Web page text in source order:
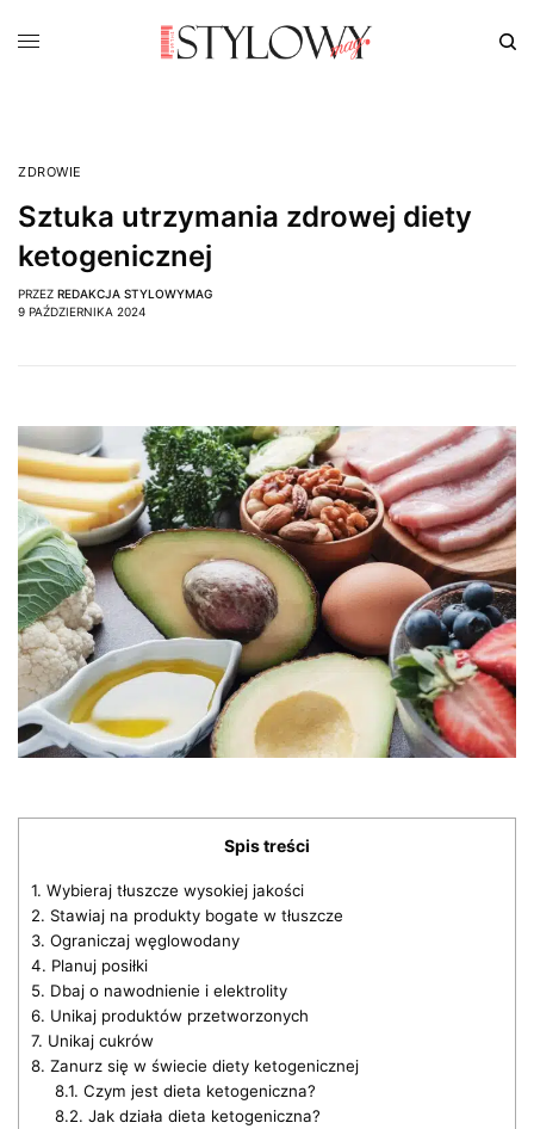
ZDROWIE
Sztuka utrzymania zdrowej diety
ketogenicznej
PRZEZ REDAKCJA STYLOWYMAG
9 PAŹDZIERNIKA 2024
Spis treści
1. Wybieraj tłuszcze wysokiej jakości
2. Stawiaj na produkty bogate w tłuszcze
3. Ograniczaj węglowodany
4. Planuj posiłki
5. Dbaj o nawodnienie i elektrolity
6. Unikaj produktów przetworzonych
7. Unikaj cukrów
8. Zanurz się w świecie diety ketogenicznej
8.1. Czym jest dieta ketogeniczna?
8.2. Jak działa dieta ketogeniczna?